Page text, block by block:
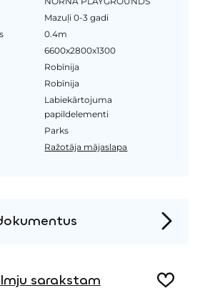
Mazuļi 0-3 gadi
0.4m
6600x2800x1300
Robīnija
Robīnija
Labiekārtojuma
papildelementi
Parks
Ražotāja mājaslapa
sarakstam